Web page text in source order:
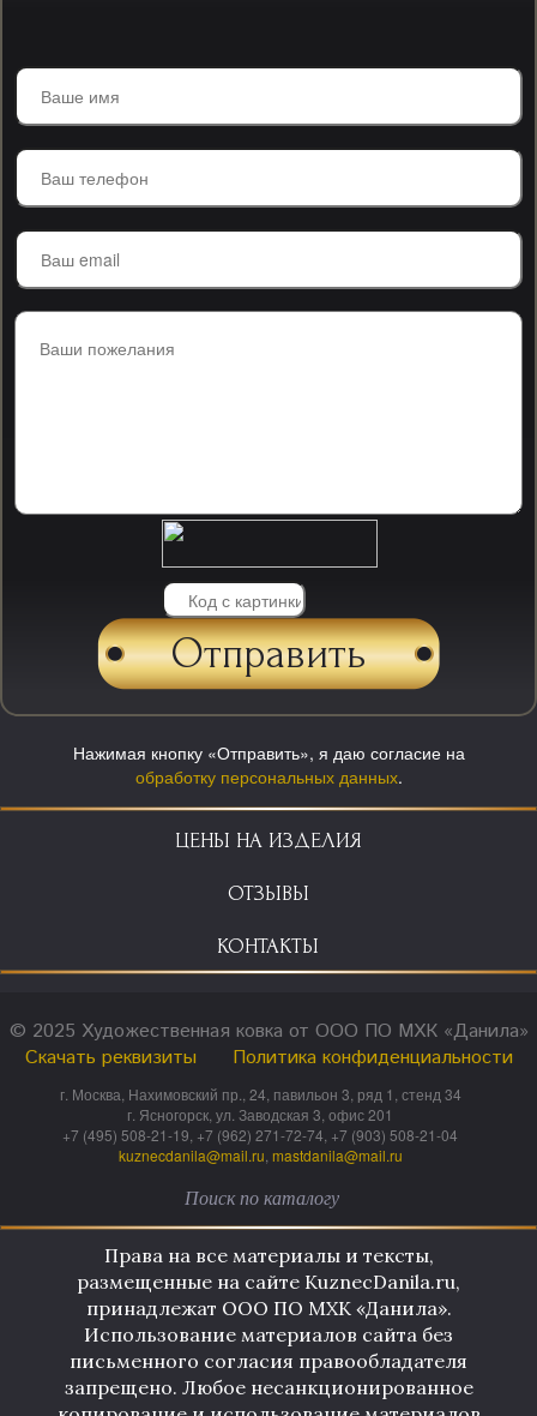
Нажимая кнопку «Отправить», я даю согласие на
обработку персональных данных.
ЦЕНЫ НА ИЗДЕЛИЯ
ОТЗЫВЫ
КОНТАКТЫ
© 2025 Художественная ковка от ООО ПО МХК «Данила»
Скачать реквизиты
Политика конфиденциальности
г. Москва, Нахимовский пр., 24, павильон 3, ряд 1, стенд 34
г. Ясногорск, ул. Заводская 3, офис 201
+7 (495) 508-21-19, +7 (962) 271-72-74, +7 (903) 508-21-04
kuznecdanila@mail.ru mastdanila@mail.ru
Права на все материалы и тексты,
размещенные на сайте KuznecDanila.ru,
принадлежат ООО ПО МХК «Данила».
Использование материалов сайта без
письменного согласия правообладателя
запрещено. Любое несанкционированное